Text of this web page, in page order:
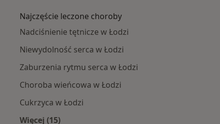
Najczęście leczone choroby
Nadciśnienie tętnicze w Łodzi
Niewydolność serca w Łodzi
Zaburzenia rytmu serca w Łodzi
Choroba wieńcowa w Łodzi
Cukrzyca w Łodzi
Więcej (15)